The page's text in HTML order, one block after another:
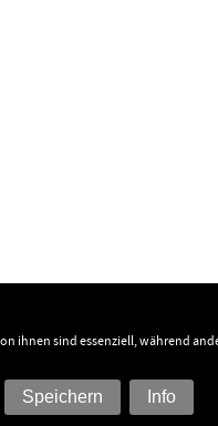
ihnen sind essenziell, während
Speichern Info